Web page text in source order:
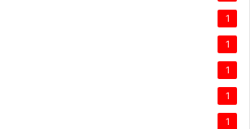
1
1
1
1
1